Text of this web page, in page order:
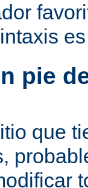
pie
que